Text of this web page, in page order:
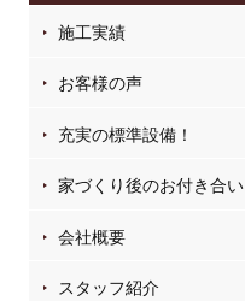
施工実績
お客様の声
充実の標準設備！
家づくり後のお付き合い
会社概要
スタッフ紹介